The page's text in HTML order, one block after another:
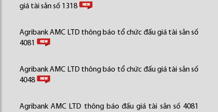
giá tài sản số 1318
Agribank AMC LTD thông báo tổ chức đấu giá tài sản số
4081
Agribank AMC LTD thông báo tổ chức đấu giá tài sản số
4048
Agribank AMC LTD thông báo đấu giá tài sản số 4081